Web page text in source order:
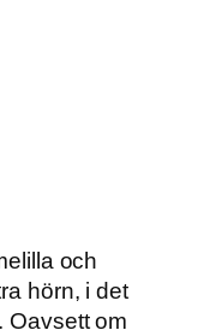
och
hörn, i det
Oavsett om